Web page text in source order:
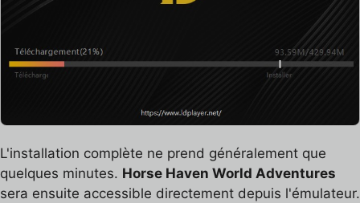
L'installation complète ne prend généralement que
quelques minutes. Horse Haven World Adventures
sera ensuite accessible directement depuis l'émulateur.